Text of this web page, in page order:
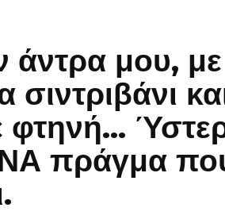
άντρα μου,
πράγμα